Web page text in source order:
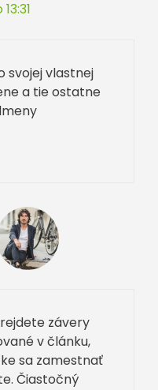
svojej vlastnej
a tie ostatne
závery
v článku,
sa zamestnať
Čiastočný